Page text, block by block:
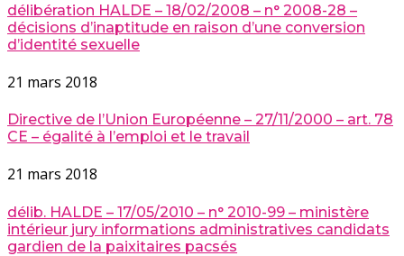
délibération HALDE – 18/02/2008 – n° 2008-28 –
décisions d’inaptitude en raison d’une conversion
d’identité sexuelle
21 mars 2018
Directive de l’Union Européenne – 27/11/2000 – art. 78
CE – égalité à l’emploi et le travail
21 mars 2018
délib. HALDE – 17/05/2010 – n° 2010-99 – ministère
intérieur jury informations administratives candidats
gardien de la paixitaires pacsés